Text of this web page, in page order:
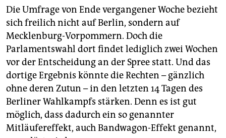
Die Umfrage von Ende vergangener Woche bezieht
sich freilich nicht auf Berlin, sondern auf
Mecklenburg-Vorpommern. Doch die
Parlamentswahl dort findet lediglich zwei Wochen
vor der Entscheidung an der Spree statt. Und das
dortige Ergebnis könnte die Rechten – gänzlich
ohne deren Zutun – in den letzten 14 Tagen des
Berliner Wahlkampfs stärken. Denn es ist gut
möglich, dass dadurch ein so genannter
Mitläufereffekt, auch Bandwagon-Effekt genannt,